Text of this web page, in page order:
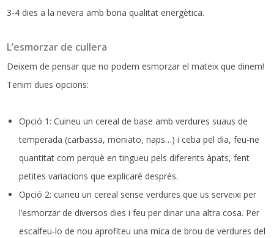
3-4 dies a la nevera amb bona qualitat energètica.
L’esmorzar de cullera
Deixem de pensar que no podem esmorzar el mateix que dinem!
Tenim dues opcions:
Opció 1: Cuineu un cereal de base amb verdures suaus de
temperada (carbassa, moniato, naps…) i ceba pel dia, feu-ne
quantitat com perquè en tingueu pels diferents àpats, fent
petites variacions que explicaré després.
Opció 2: cuineu un cereal sense verdures que us serveixi per
l’esmorzar de diversos dies i feu per dinar una altra cosa. Per
escalfeu-lo de nou aprofiteu una mica de brou de verdures del